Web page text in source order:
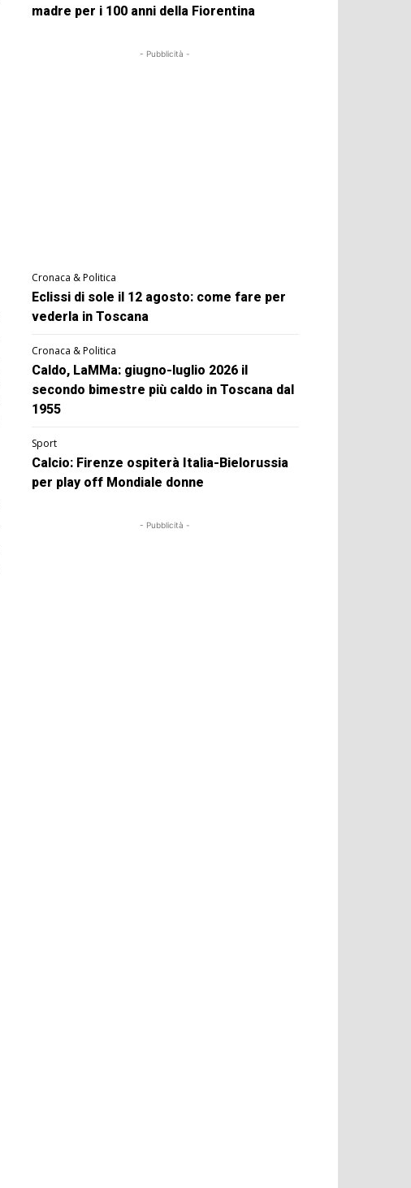
madre per i 100 anni della Fiorentina
- Pubblicità -
Cronaca & Politica
Eclissi di sole il 12 agosto: come fare per
vederla in Toscana
Cronaca & Politica
Caldo, LaMMa: giugno-luglio 2026 il
secondo bimestre più caldo in Toscana dal
1955
Sport
Calcio: Firenze ospiterà Italia-Bielorussia
per play off Mondiale donne
- Pubblicità -